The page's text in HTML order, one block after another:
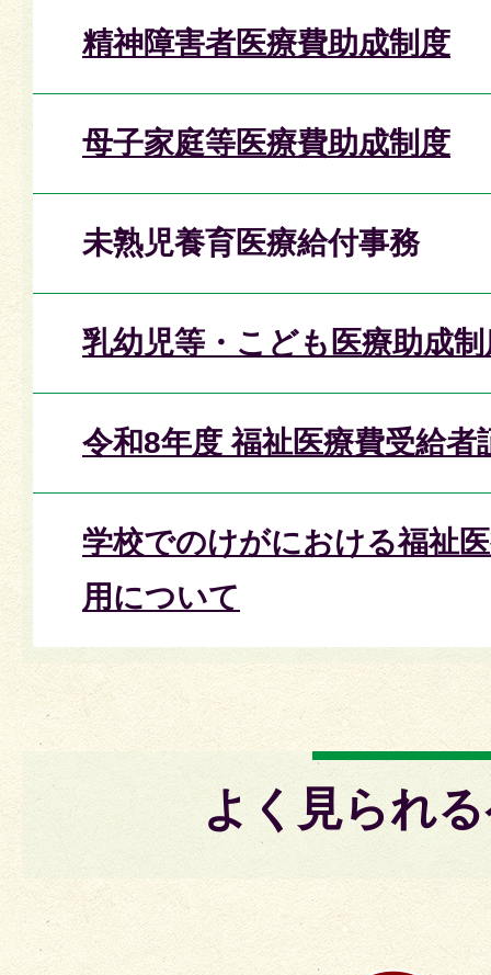
精神障害者医療費助成制度
母子家庭等医療費助成制度
未熟児養育医療給付事務
乳幼児等・こども医療助成制
令和8年度 福祉医療費受給
学校でのけがにおける福祉
用について
よく見られ